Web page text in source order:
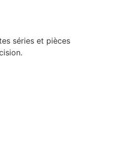
séries et pièces